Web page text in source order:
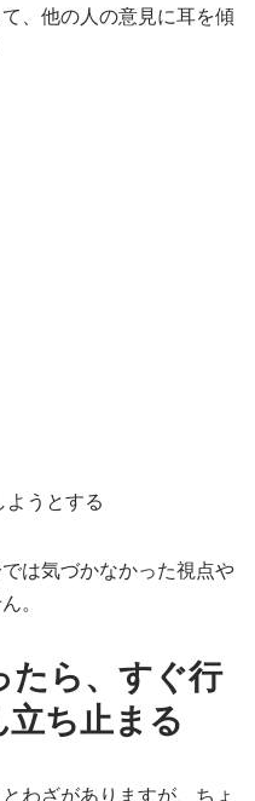
、他の人の意見に耳を傾
ようとする
は気づかなかった視点や
。
たら、すぐ行
ち止まる
わざがありますが、ちょ